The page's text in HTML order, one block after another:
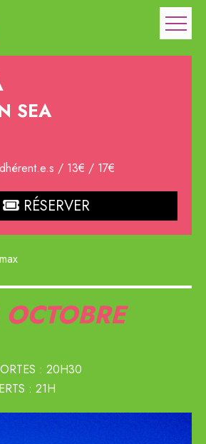
SEA
/ 13€ / 17€
RÉSERVER
: 20H30
: 21H